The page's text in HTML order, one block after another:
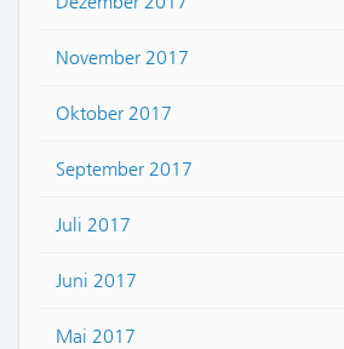
November 2017
Oktober 2017
September 2017
Juli 2017
Juni 2017
Mai 2017